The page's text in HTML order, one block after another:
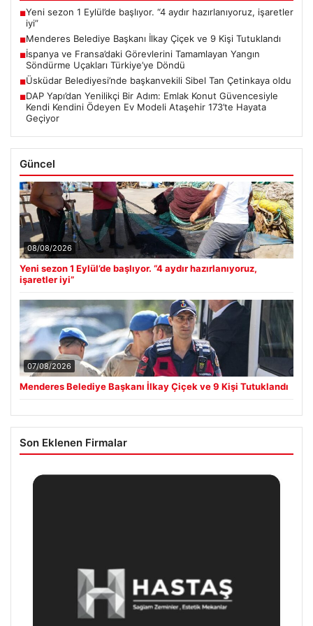
■Yeni sezon 1 Eylül’de başlıyor. “4 aydır hazırlanıyoruz, işaretler
iyi”
■Menderes Belediye Başkanı İlkay Çiçek ve 9 Kişi Tutuklandı
■İspanya ve Fransa’daki Görevlerini Tamamlayan Yangın
Söndürme Uçakları Türkiye’ye Döndü
■Üsküdar Belediyesi’nde başkanvekili Sibel Tan Çetinkaya oldu
■DAP Yapı’dan Yenilikçi Bir Adım: Emlak Konut Güvencesiyle
Kendi Kendini Ödeyen Ev Modeli Ataşehir 173’te Hayata
Geçiyor
Güncel
08/08/2026
Yeni sezon 1 Eylül’de başlıyor. “4 aydır hazırlanıyoruz,
işaretler iyi”
07/08/2026
Menderes Belediye Başkanı İlkay Çiçek ve 9 Kişi Tutuklandı
Son Eklenen Firmalar